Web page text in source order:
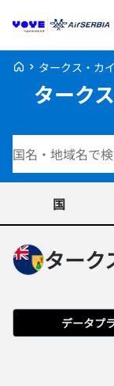
Voye Homepage
タークス・カ
ターク
国
ターク
データプ